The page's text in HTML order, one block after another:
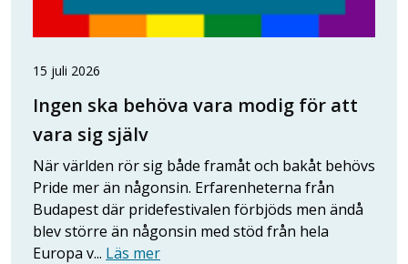
15 juli 2026
Ingen ska behöva vara modig för att
vara sig själv
När världen rör sig både framåt och bakåt behövs
Pride mer än någonsin. Erfarenheterna från
Budapest där pridefestivalen förbjöds men ändå
blev större än någonsin med stöd från hela
Europa v... Läs mer